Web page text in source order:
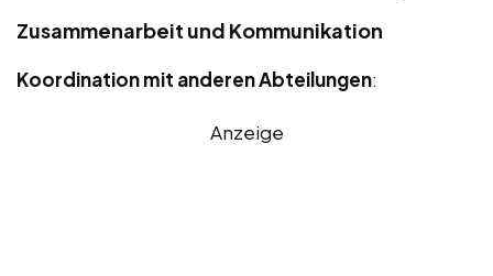
Zusammenarbeit und Kommunikation
Koordination mit anderen Abteilungen:
Anzeige